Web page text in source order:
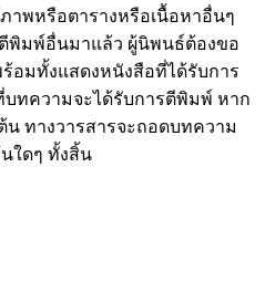
าพหรือตารางหรือเนื้อหาอื่นๆ
พิมพ์อื่นมาแล้ว ผู้นิพนธ์ต้องขอ
อมทั้งแสดงหนังสือที่ได้รับการ
ทความจะได้รับการตีพิมพ์ หาก
น ทางวารสารจะถอดบทความ
ใดๆ ทั้งสิ้น